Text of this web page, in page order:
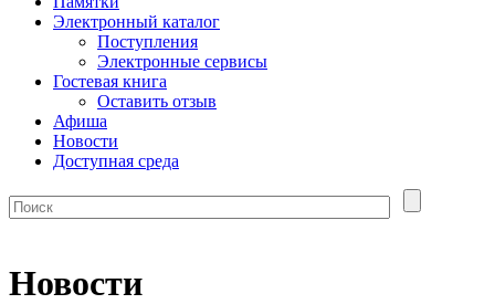
Электронный каталог
Поступления
Электронные сервисы
Гостевая книга
Оставить отзыв
Афиша
Новости
Доступная среда
Новости